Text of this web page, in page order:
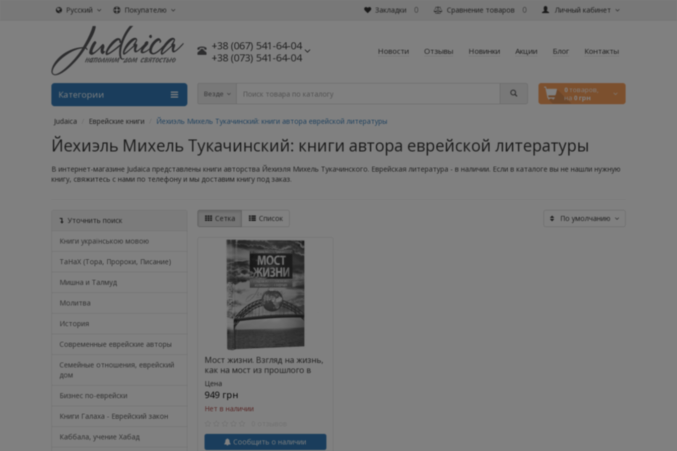
Русский Личный кабинет
Покупателю Закладки 0 Сравнение товаров 0
+38 (067) 541-64-04
+38 (073) 541-64-04
Новости Отзывы Новинки Акции Блог Контакты
Везде 0товаров,
на 0 грн
Категории
Judaica Еврейские книги Йехиэль Михель Тукачинский: книги автора еврейской литературы
Йехиэль Михель Тукачинский: книги автора еврейской литературы
В интернет-магазине Judaica представлены книги авторства Йехиэля Михель Тукачинского. Еврейская литература - в наличии. Если в каталоге вы не нашли нужную
книгу, свяжитесь с нами по телефону и мы доставим книгу под заказ.
Уточнить поиск
Книги українською мовою
ТаНаХ (Тора, Пророки, Писание)
Мишна и Талмуд
Молитва
История
Современные еврейские авторы
Семейные отношения, еврейский
дом
Бизнес по-еврейски
Книги Галаха - Еврейский закон
Каббала, учение Хабад
Сетка Список По умолчанию
Мост жизни. Взгляд на жизнь,
как на мост из прошлого в
будущее - р. Й.М. Тукачинский
Цена
949 грн
Нет в наличии
Сообщить о наличии